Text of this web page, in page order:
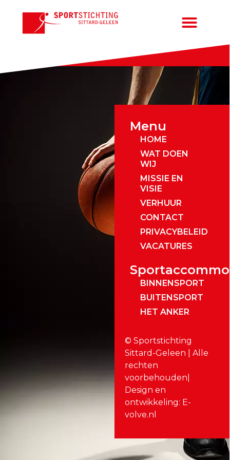
Menu
HOME
WAT DOEN
WIJ
MISSIE EN
VISIE
VERHUUR
CONTACT
PRIVACYBELEID
VACATURES
BINNENSPORT
BUITENSPORT
HET ANKER
© Sportstichting
Sittard-Geleen | Alle
rechten
voorbehouden|
Design en
ontwikkeling: E-
volve.nl